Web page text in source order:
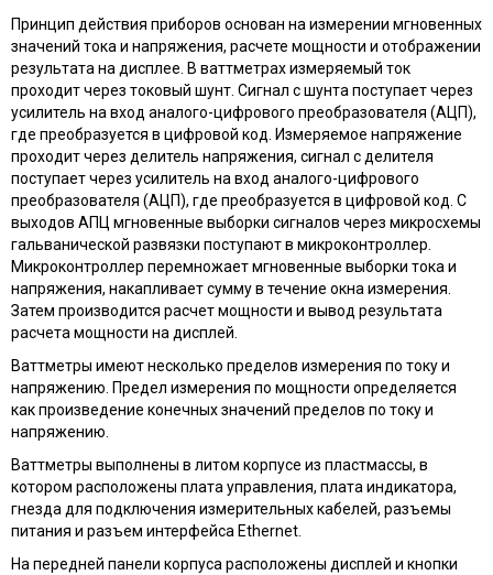
Принцип действия приборов основан на измерении мгновенных
значений тока и напряжения, расчете мощности и отображении
результата на дисплее. В ваттметрах измеряемый ток
проходит через токовый шунт. Сигнал с шунта поступает через
усилитель на вход аналого-цифрового преобразователя (АЦП),
где преобразуется в цифровой код. Измеряемое напряжение
проходит через делитель напряжения, сигнал с делителя
поступает через усилитель на вход аналого-цифрового
преобразователя (АЦП), где преобразуется в цифровой код. С
выходов АПЦ мгновенные выборки сигналов через микросхемы
гальванической развязки поступают в микроконтроллер.
Микроконтроллер перемножает мгновенные выборки тока и
напряжения, накапливает сумму в течение окна измерения.
Затем производится расчет мощности и вывод результата
расчета мощности на дисплей.
Ваттметры имеют несколько пределов измерения по току и
напряжению. Предел измерения по мощности определяется
как произведение конечных значений пределов по току и
напряжению.
Ваттметры выполнены в литом корпусе из пластмассы, в
котором расположены плата управления, плата индикатора,
гнезда для подключения измерительных кабелей, разъемы
питания и разъем интерфейса Ethernet.
На передней панели корпуса расположены дисплей и кнопки